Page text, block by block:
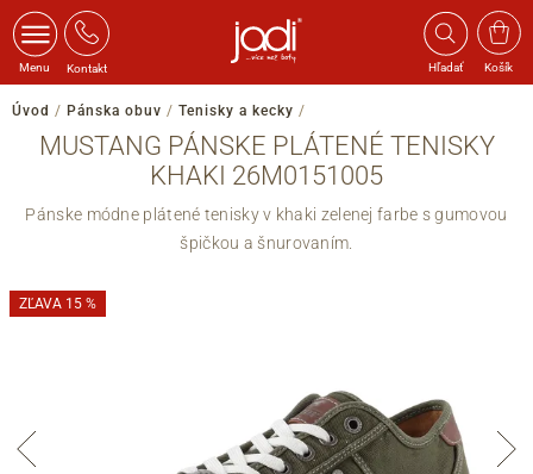
Menu Kontakt Hľadať Košík
Úvod / Pánska obuv / Tenisky a kecky /
MUSTANG PÁNSKE PLÁTENÉ TENISKY
KHAKI 26M0151005
Pánske módne plátené tenisky v khaki zelenej farbe s gumovou
špičkou a šnurovaním.
ZĽAVA 15 %